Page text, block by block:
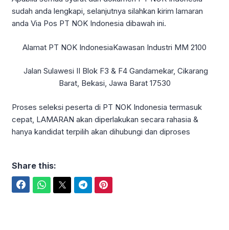
sudah anda lengkapi, selanjutnya silahkan kirim lamaran
anda Via Pos PT NOK Indonesia dibawah ini.
Alamat PT NOK IndonesiaKawasan Industri MM 2100
Jalan Sulawesi II Blok F3 & F4 Gandamekar, Cikarang
Barat, Bekasi, Jawa Barat 17530
Proses seleksi peserta di PT NOK Indonesia termasuk
cepat, LAMARAN akan diperlakukan secara rahasia &
hanya kandidat terpilih akan dihubungi dan diproses
Share this: